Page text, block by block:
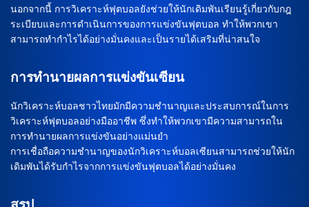
นอกจากนี้ การวิเคราะห์ฟุตบอลยังช่วยให้นักเดิมพันเรียนรู้เกี่ยวกับกฎ
ระเบียบและการดำเนินการของการแข่งขันฟุตบอล ทำให้พวกเขา
สามารถทำกำไรได้อย่างมั่นคงและเป็นรายได้เสริมที่น่าสนใจ
การทำนายผลการแข่งขันเซียน
นักวิเคราะห์บอลชาวไทยมักมีความชำนาญและประสบการณ์ในการ
วิเคราะห์ฟุตบอลอย่างมืออาชีพ ซึ่งทำให้พวกเขามีความสามารถใน
การทำนายผลการแข่งขันอย่างแม่นยำ
การเชื่อถือความชำนาญของนักวิเคราะห์บอลเซียนสามารถช่วยให้นัก
เดิมพันได้รับกำไรจากการแข่งขันฟุตบอลได้อย่างมั่นคง